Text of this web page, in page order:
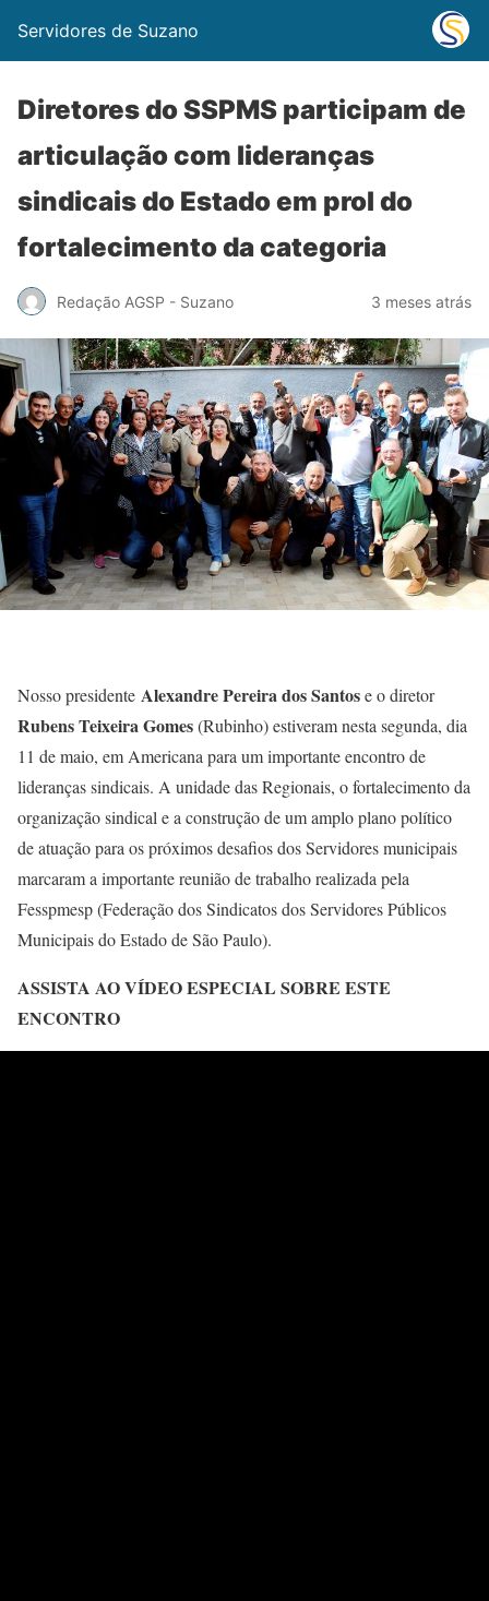
Servidores de Suzano
Diretores do SSPMS participam de
articulação com lideranças
sindicais do Estado em prol do
fortalecimento da categoria
Redação AGSP - Suzano 3 meses atrás
Nosso presidente Alexandre Pereira dos Santose o diretor
Rubens Teixeira Gomes(Rubinho) estiveram nesta segunda, dia
11 de maio, em Americana para um importante encontro de
lideranças sindicais. A unidade das Regionais, o fortalecimento da
organização sindical e a construção de um amplo plano político
de atuação para os próximos desafios dos Servidores municipais
marcaram a importante reunião de trabalho realizada pela
Fesspmesp (Federação dos Sindicatos dos Servidores Públicos
Municipais do Estado de São Paulo).
ASSISTA AO VÍDEO ESPECIAL SOBRE ESTE
ENCONTRO